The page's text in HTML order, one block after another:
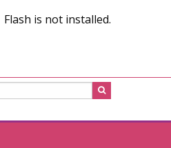
Flash is not installed.